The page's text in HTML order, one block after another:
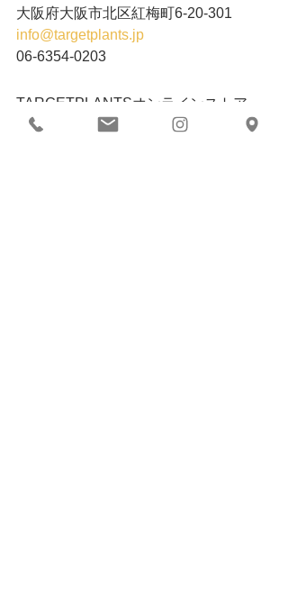
大阪府大阪市北区紅梅町6-20-301
info@targetplants.jp
06-6354-0203
​TARGETPLANTSオンラインストア
https://shop.targetplantsonline.jp/